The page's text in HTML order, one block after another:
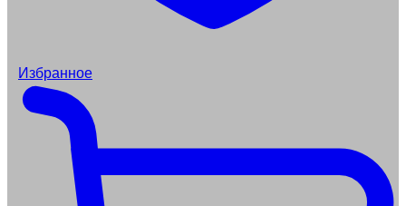
Избранное